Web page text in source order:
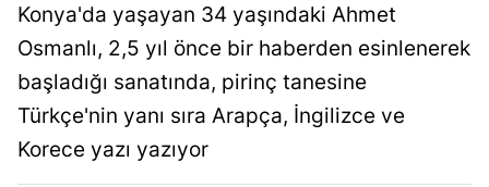
Artvin
Aydın
Konya'da yaşayan 34 yaşındaki Ahmet
Osmanlı, 2,5 yıl önce bir haberden esinlenerek
başladığı sanatında, pirinç tanesine
Türkçe'nin yanı sıra Arapça, İngilizce ve
Korece yazı yazıyor